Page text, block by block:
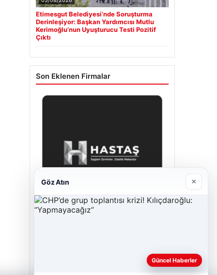
Etimesgut Belediyesi’nde Soruşturma
Derinleşiyor: Başkan Yardımcısı Mutlu
Kerimoğlu’nun Uyuşturucu Testi Pozitif
Çıktı
Son Eklenen Firmalar
Göz Atın ×
Güncel Haberler